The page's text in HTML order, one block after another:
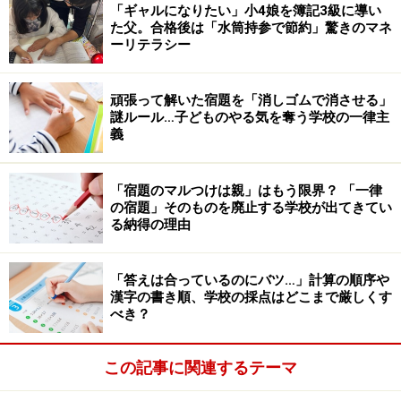
タ分析したところ（これには2万人の子ども達のデータ
が含まれます）、親の子育ての仕方が、子どものいじめ
と関わっていることが分かってきました。
■虐待やネグレクトについて
これらの厳しい環境に置かれた子どもは、いじめる側、
いじめられる側の両方になるリスクが高いことが分かり
ました。つまり、元いじめられっ子がいじめっ子にな
る、またはその逆で、負のスパイラルに入ってしまって
いるケースと言えます。
■過保護について
過保護の一番の悪影響は、子どもが自分力を身につける
チャンスを奪ってしまうこと、と研究者達は指摘してい
ます。親が支えていること、しっかりと見守っているこ
「ギャルになりたい」小4娘を簿記3級に導い
た父。合格後は「水筒持参で節約」驚きのマネ
ーリテラシー
頑張って解いた宿題を「消しゴムで消させる」
謎ルール…子どものやる気を奪う学校の一律主
義
「宿題のマルつけは親」はもう限界？ 「一律
の宿題」そのものを廃止する学校が出てきてい
る納得の理由
「答えは合っているのにバツ…」計算の順序や
漢字の書き順、学校の採点はどこまで厳しくす
べき？
この記事に関連するテーマ